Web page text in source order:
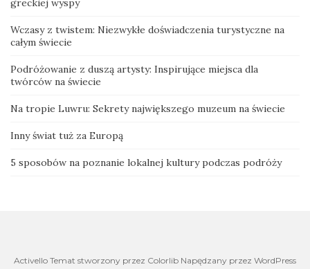
greckiej wyspy
Wczasy z twistem: Niezwykłe doświadczenia turystyczne na
całym świecie
Podróżowanie z duszą artysty: Inspirujące miejsca dla
twórców na świecie
Na tropie Luwru: Sekrety największego muzeum na świecie
Inny świat tuż za Europą
5 sposobów na poznanie lokalnej kultury podczas podróży
Activello Temat stworzony przez Colorlib Napędzany przez WordPress